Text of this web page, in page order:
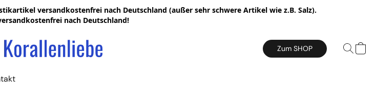
versandkostenfrei nach Deutschland (außer sehr schwere Artikel wie z.B. Salz).
nach Deutschland!
Zum SHOP